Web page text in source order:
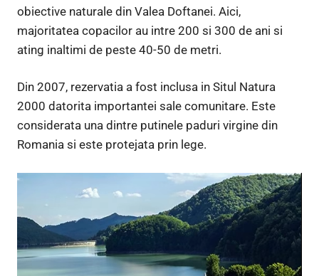
obiective naturale din Valea Doftanei. Aici,
majoritatea copacilor au intre 200 si 300 de ani si
ating inaltimi de peste 40-50 de metri.
Din 2007, rezervatia a fost inclusa in Situl Natura
2000 datorita importantei sale comunitare. Este
considerata una dintre putinele paduri virgine din
Romania si este protejata prin lege.